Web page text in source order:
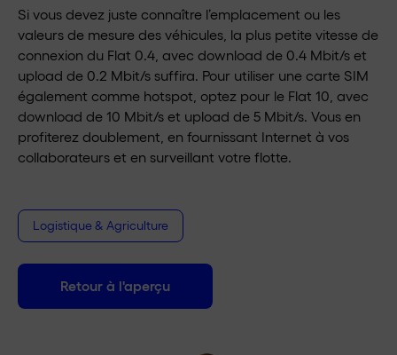
Si vous devez juste connaître l’emplacement ou les
valeurs de mesure des véhicules, la plus petite vitesse de
connexion du Flat 0.4, avec download de 0.4 Mbit/s et
upload de 0.2 Mbit/s suffira. Pour utiliser une carte SIM
également comme hotspot, optez pour le Flat 10, avec
download de 10 Mbit/s et upload de 5 Mbit/s. Vous en
profiterez doublement, en fournissant Internet à vos
collaborateurs et en surveillant votre flotte.
Logistique & Agriculture
Retour à l'aperçu